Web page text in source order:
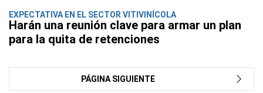
EXPECTATIVA EN EL SECTOR VITIVINÍCOLA
Harán una reunión clave para armar un plan
para la quita de retenciones
PÁGINA SIGUIENTE